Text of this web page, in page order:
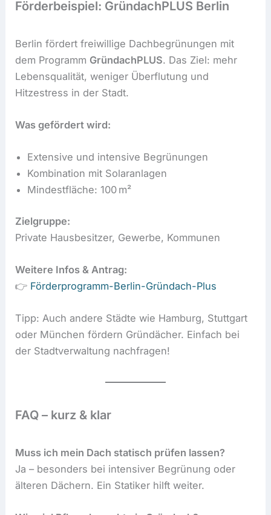
Förderbeispiel: GründachPLUS Berlin
Berlin fördert freiwillige Dachbegrünungen mit
dem Programm GründachPLUS. Das Ziel: mehr
Lebensqualität, weniger Überflutung und
Hitzestress in der Stadt.
Was gefördert wird:
Extensive und intensive Begrünungen
Kombination mit Solaranlagen
Mindestfläche: 100 m²
Zielgruppe:
Private Hausbesitzer, Gewerbe, Kommunen
Weitere Infos & Antrag:
👉 Förderprogramm-Berlin-Gründach-Plus
Tipp: Auch andere Städte wie Hamburg, Stuttgart
oder München fördern Gründächer. Einfach bei
der Stadtverwaltung nachfragen!
FAQ – kurz & klar
Muss ich mein Dach statisch prüfen lassen?
Ja – besonders bei intensiver Begrünung oder
älteren Dächern. Ein Statiker hilft weiter.